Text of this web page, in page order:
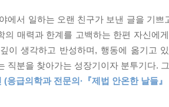
절감을 느끼던 1년차 전공의 때의 잘못
오만한 생각일 것이다.
된, 그래서 떠나간 분들에게 고맙다. 그분
만두라고 한 것. 구석에 몰리자 그는 의
내려놓기도 두려웠다고 고백한다. 더
.(33쪽)
‘내부자’ 김지용이 피 땀 눈물로 엮은 슬기
에서 일하는 오랜 친구가 보낸 글을 기
의 매력과 한계를 고백하는 한편 자신에
이 생각하고 반성하며, 행동에 옮기고
직분을 찾아가는 성장기이자 분투기다.
(응급의학과 전문의·『제법 안온한 날들